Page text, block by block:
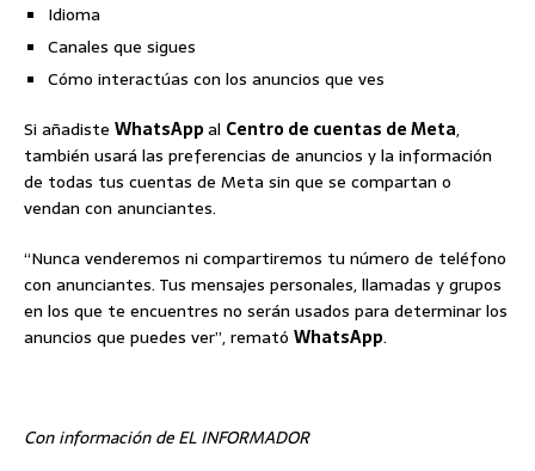
Idioma
Canales que sigues
Cómo interactúas con los anuncios que ves
Si añadiste WhatsAppal Centro de cuentas de Meta,
también usará las preferencias de anuncios y la información
de todas tus cuentas de Meta sin que se compartan o
vendan con anunciantes.
“Nunca venderemos ni compartiremos tu número de teléfono
con anunciantes. Tus mensajes personales, llamadas y grupos
en los que te encuentres no serán usados para determinar los
anuncios que puedes ver”, remató WhatsApp.
Con información de EL INFORMADOR